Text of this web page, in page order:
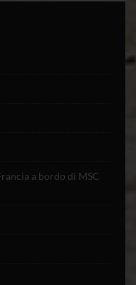
a bordo di MSC